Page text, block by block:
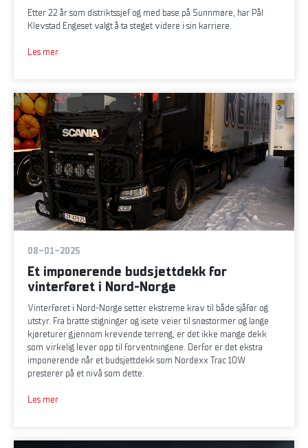
Etter 22 år som distriktssjef og med base på Sunnmøre, har Pål
Klevstad Engeset valgt å ta steget videre i sin karriere.
Les mer
08-01-2025
Et imponerende budsjettdekk for
vinterføret i Nord-Norge
Vinterføret i Nord-Norge setter ekstreme krav til både sjåfør og
utstyr. Fra bratte stigninger og isete veier til snøstormer og lange
kjøreturer gjennom krevende terreng, er det ikke mange dekk
som virkelig lever opp til forventningene. Derfor er det ekstra
imponerende når et budsjettdekk som Nordexx Trac 10W
presterer på et nivå som dette.
Les mer